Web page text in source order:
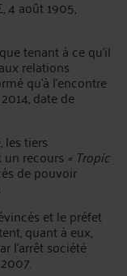
4 août 1905,
tenant à ce qu’il
relations
qu’à l’encontre
date de
les tiers
recours « Tropic
de pouvoir
et le préfet
quant à eux,
l'arrêt société